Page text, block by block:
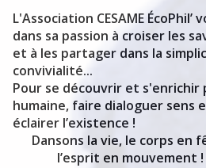
L'Association CESAME
dans sa passion à croiser les
et à les partager dans la
convivialité...
Pour se découvrir et s'enrichir
humaine, faire dialoguer sens
éclairer l’existence !
Dansons la vie, le corps en
l’esprit en mouvement !